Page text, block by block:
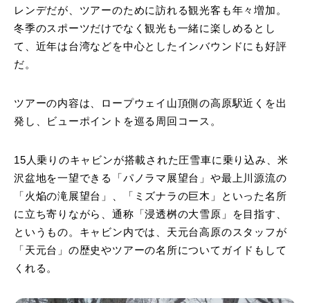
レンデだが、ツアーのために訪れる観光客も年々増加。
冬季のスポーツだけでなく観光も一緒に楽しめるとし
て、近年は台湾などを中心としたインバウンドにも好評
だ。
ツアーの内容は、ロープウェイ山頂側の高原駅近くを出
発し、ビューポイントを巡る周回コース。
15人乗りのキャビンが搭載された圧雪車に乗り込み、米
沢盆地を一望できる「パノラマ展望台」や最上川源流の
「火焔の滝展望台」、「ミズナラの巨木」といった名所
に立ち寄りながら、通称「浸透桝の大雪原」を目指す、
というもの。キャビン内では、天元台高原のスタッフが
「天元台」の歴史やツアーの名所についてガイドもして
くれる。